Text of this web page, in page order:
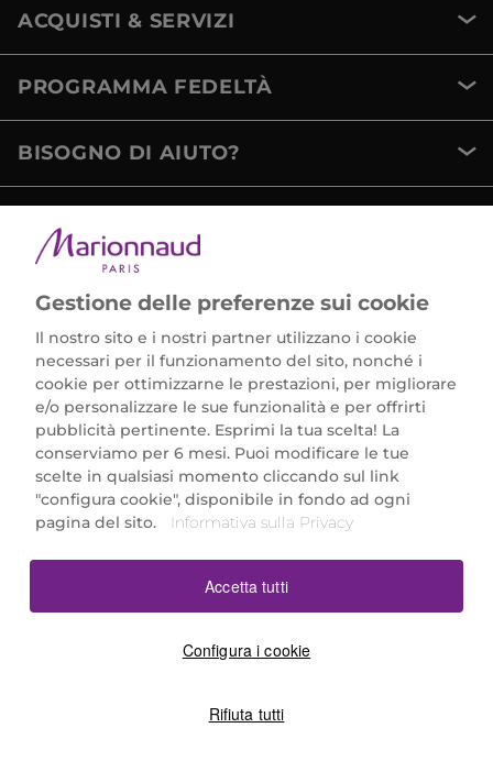
ACQUISTI & SERVIZI
PROGRAMMA FEDELTÀ
BISOGNO DI AIUTO?
Marionnaud Parfumeries Italia S.r.l.
Largo Fiera Milano 5, 20017 Rho (MI)
REA Milano 1650024 con P.IVA 13425220152.
SCARICA LA NOSTRA APP
Gestione delle preferenze sui cookie
Il nostro sito e i nostri partner utilizzano i cookie
necessari per il funzionamento del sito, nonché i
cookie per ottimizzarne le prestazioni, per migliorare
e/o personalizzare le sue funzionalità e per offrirti
pubblicità pertinente. Esprimi la tua scelta! La
conserviamo per 6 mesi. Puoi modificare le tue
scelte in qualsiasi momento cliccando sul link
"configura cookie", disponibile in fondo ad ogni
pagina del sito.
Informativa sulla Privacy
Configura i cookie
Rifiuta tutti
Accetta tutti